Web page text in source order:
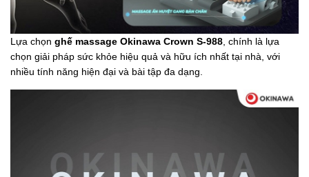
Lựa chọn ghế massage Okinawa Crown S-988 , chính là lựa
chọn giải pháp sức khỏe hiệu quả và hữu ích nhất tại nhà, với
nhiều tính năng hiện đại và bài tập đa dạng.